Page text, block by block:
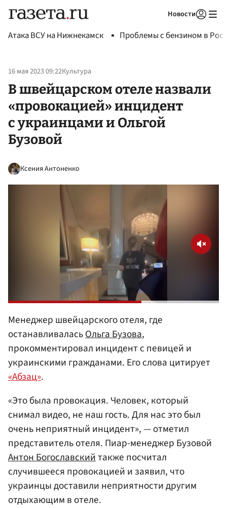
Новости
Атака ВСУ на Нижнекамск Проблемы с бензином в
16 мая 2023 09:22Культура
В швейцарском отеле назвали
«провокацией» инцидент
с украинцами и Ольгой
Бузовой
Ксения Антоненко
Менеджер швейцарского отеля, где
останавливаласьОльга Бузова,
прокомментировал инцидент с певицей и
украинскими гражданами. Его слова цитирует
«Абзац».
«Это была провокация. Человек, который
снимал видео, не наш гость. Для нас это был
очень неприятный инцидент», — отметил
представитель отеля. Пиар-менеджер Бузовой
Антон Богославскийтакже посчитал
случившееся провокацией и заявил, что
украинцы доставили неприятности другим
отдыхающим в отеле.